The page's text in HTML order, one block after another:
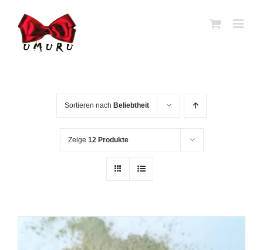
Inhalt
springen
Sortieren nach Beliebtheit
Zeige 12 Produkte